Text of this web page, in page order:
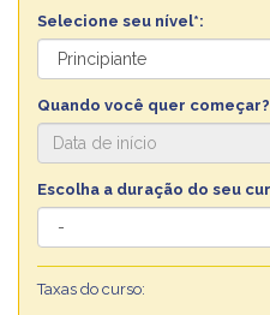
Selecione seu nível*:
Quando você quer
Escolha a duração do seu
Taxas do curso: